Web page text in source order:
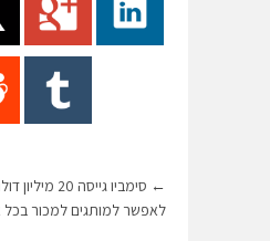
←
לאפשר למותגים למכור בכל